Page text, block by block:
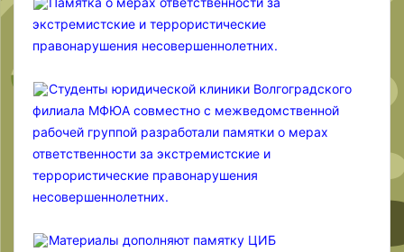
экстремистские и террористические
правонарушения несовершеннолетних.
Студенты юридической клиники Волгоградского
филиала МФЮА совместно с межведомственной
рабочей группой разработали памятки о мерах
ответственности за экстремистские и
террористические правонарушения
несовершеннолетних.
Материалы дополняют памятку ЦИБ